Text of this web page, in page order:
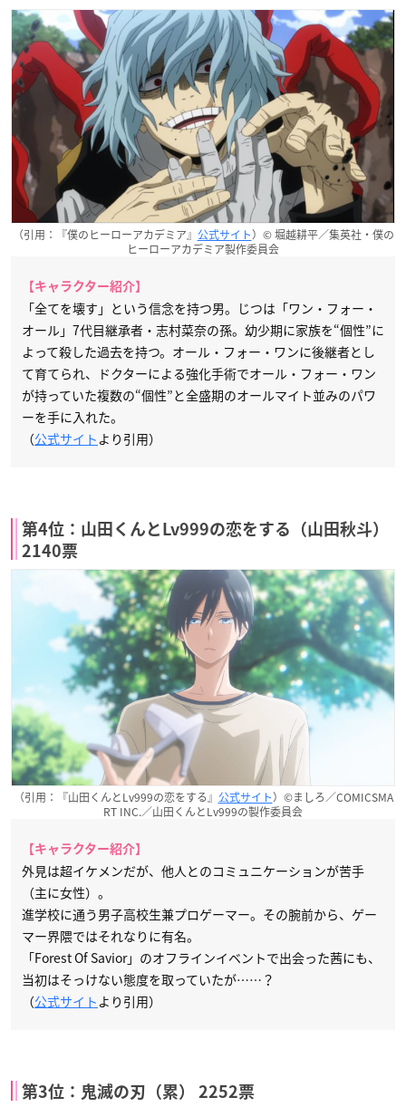
（引用：『僕のヒーローアカデミア』 公式サイト）© 堀越耕平／集英社・僕の
ヒーローアカデミア製作委員会
【キャラクター紹介】
「全てを壊す」という信念を持つ男。じつは「ワン・フォー・
オール」7代目継承者・志村菜奈の孫。幼少期に家族を“個性”に
よって殺した過去を持つ。オール・フォー・ワンに後継者とし
て育てられ、ドクターによる強化手術でオール・フォー・ワン
が持っていた複数の“個性”と全盛期のオールマイト並みのパワ
ーを手に入れた。
（公式サイト より引用）
第4位：山田くんとLv999の恋をする（山田秋斗）
2140票
（引用：『山田くんとLv999の恋をする』 公式サイト）©ましろ／COMICSMA
RT INC.／山田くんとLv999の製作委員会
【キャラクター紹介】
外見は超イケメンだが、他人とのコミュニケーションが苦手
（主に女性）。
進学校に通う男子高校生兼プロゲーマー。その腕前から、ゲー
マー界隈ではそれなりに有名。
「Forest Of Savior」のオフラインイベントで出会った茜にも、
当初はそっけない態度を取っていたが……？
（公式サイト より引用）
第3位：鬼滅の刃（累） 2252票